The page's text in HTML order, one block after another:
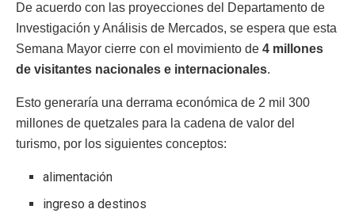
De acuerdo con las proyecciones del Departamento de
Investigación y Análisis de Mercados, se espera que esta
Semana Mayor cierre con el movimiento de 4 millones
de visitantes nacionales e internacionales.
Esto generaría una derrama económica de 2 mil 300
millones de quetzales para la cadena de valor del
turismo, por los siguientes conceptos:
alimentación
ingreso a destinos